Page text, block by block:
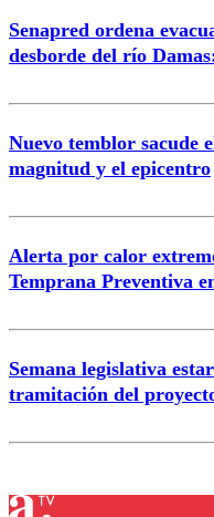
Senapred ordena
desborde del río
Nuevo temblor sacude
magnitud y el epicentro
Alerta por calor
Temprana Preventiva
Semana legislativa
tramitación del